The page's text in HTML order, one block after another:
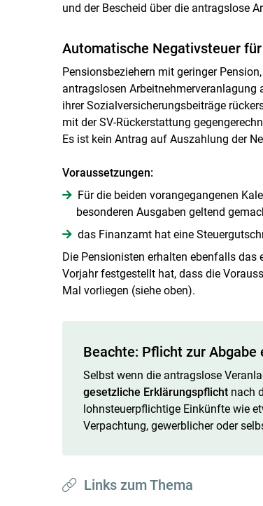
und der Bescheid über die antragslose
Automatische Negativsteuer
Pensionsbeziehern mit geringer
antragslosen
ihrer Sozialversicherungsbeiträge
mit der SV-Rückerstattung
Es ist kein Antrag auf Auszahlung der
Voraussetzungen:
Für die beiden vorangegangenen
besonderen Ausgaben geltend
das Finanzamt hat eine
Die Pensionisten erhalten ebenfalls
Vorjahr festgestellt hat, dass die
Mal vorliegen (siehe oben).
Beachte: Pflicht zur
Selbst wenn die antragslose
gesetzliche Erklärungspflicht nach
lohnsteuerpflichtige Einkünfte wie
Verpachtung, gewerblicher oder
Links zum Thema